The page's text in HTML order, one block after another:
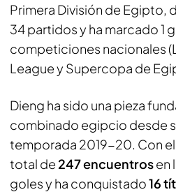
Primera División de Egipto,
34 partidos y ha marcado 1
competiciones nacionales
League y Supercopa de
Dieng ha sido una pieza
combinado egipcio desde
temporada 2019-20. Con el
total de 247 encuentrosen
goles y ha conquistado16